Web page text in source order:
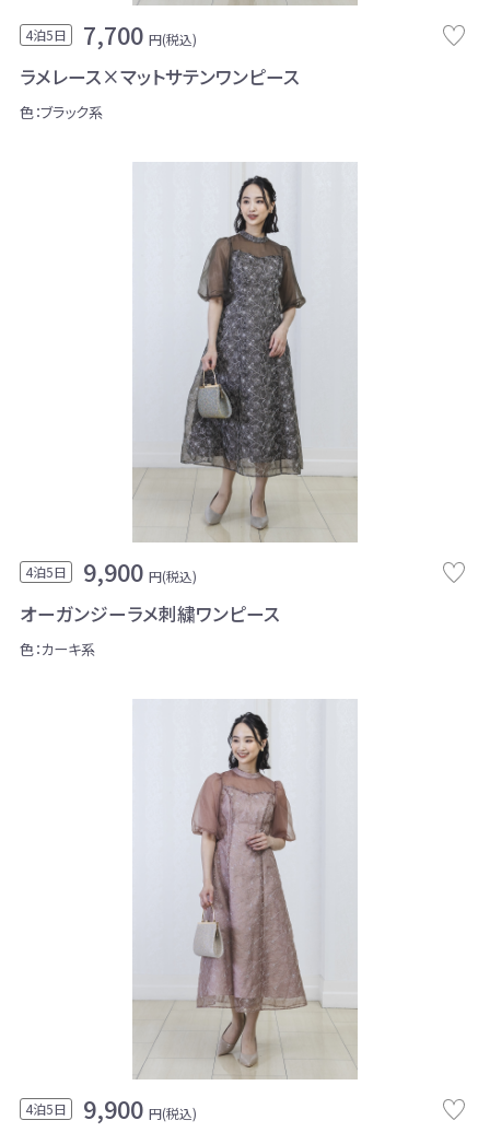
4泊5日 7,700 円(税込)
ラメレース×マットサテンワンピース
色：ブラック系
4泊5日 9,900 円(税込)
オーガンジーラメ刺繍ワンピース
色：カーキ系
4泊5日 9,900 円(税込)